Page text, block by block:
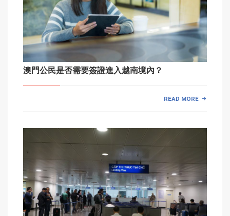
澳門公民是否需要簽證進入越南境內？
READ MORE